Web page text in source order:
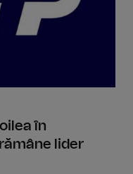
în
lider